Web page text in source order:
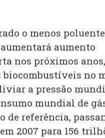
o menos
aumento
nos próximos
biocombustíveis no
a pressão
mundial de
de referência,
2007 para 156